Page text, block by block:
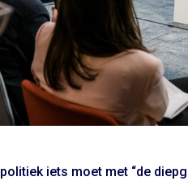
iets moet met “de